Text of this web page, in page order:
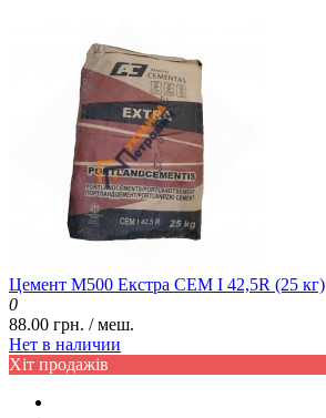
Цемент М500 Екстра CEM I 42,5R (25 кг)
0
88.00 грн. / меш.
Нет в наличии
Хіт продажів